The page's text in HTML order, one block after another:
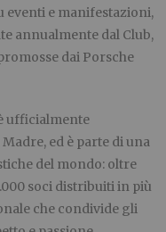
eventi e manifestazioni,
annualmente dal Club,
dai Porsche
ufficialmente
ed è parte di una
del mondo: oltre
soci distribuiti in più
che condivide gli